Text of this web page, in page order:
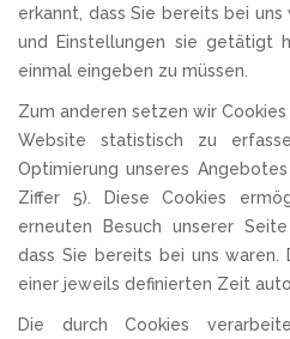
erkannt, dass Sie bereits bei
und Einstellungen sie getätigt
einmal eingeben zu müssen.
Zum anderen setzen wir
Website statistisch zu
Optimierung unseres
Ziffer 5). Diese Cookies
erneuten Besuch unserer
dass Sie bereits bei uns waren.
einer jeweils definierten Zeit
Die durch Cookies